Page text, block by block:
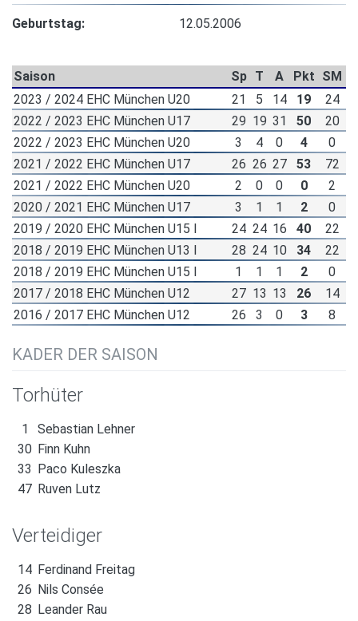
Geburtstag: 12.05.2006
Saison Sp T A Pkt SM
2023 / 2024 EHC München U20
21 5 14 19
24
2022 / 2023 EHC München U17
29 19 31 50
20
2022 / 2023 EHC München U20
3 4 0 4
0
2021 / 2022 EHC München U17
26 26 27 53
72
2021 / 2022 EHC München U20
2 0 0 0
2
2020 / 2021 EHC München U17
3 1 1 2
0
2019 / 2020 EHC München U15 I
24 24 16 40
22
2018 / 2019 EHC München U13 I
28 24 10 34
22
2018 / 2019 EHC München U15 I
1 1 1 2
0
2017 / 2018 EHC München U12
27 13 13 26
14
2016 / 2017 EHC München U12
26 3 0 3 8
KADER DER SAISON
Torhüter
1
Sebastian Lehner
30 Finn Kuhn
33 Paco Kuleszka
47 Ruven Lutz
Verteidiger
14 Ferdinand Freitag
26 Nils Consée
28 Leander Rau